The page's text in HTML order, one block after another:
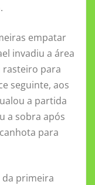
empatar
invadiu a área
rasteiro para
seguinte, aos
a partida
a sobra após
para
primeira